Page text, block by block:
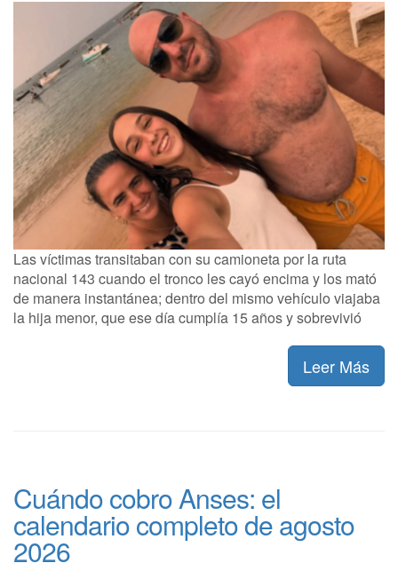
Las víctimas transitaban con su camioneta por la ruta
nacional 143 cuando el tronco les cayó encima y los mató
de manera instantánea; dentro del mismo vehículo viajaba
la hija menor, que ese día cumplía 15 años y sobrevivió
Leer Más
Cuándo cobro Anses: el
calendario completo de agosto
2026